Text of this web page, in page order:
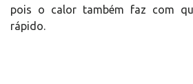
pois o calor também faz com
rápido.